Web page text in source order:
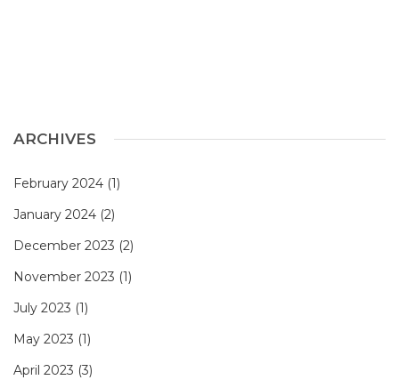
ARCHIVES
February 2024 (1)
January 2024 (2)
December 2023 (2)
November 2023 (1)
July 2023 (1)
May 2023 (1)
April 2023 (3)